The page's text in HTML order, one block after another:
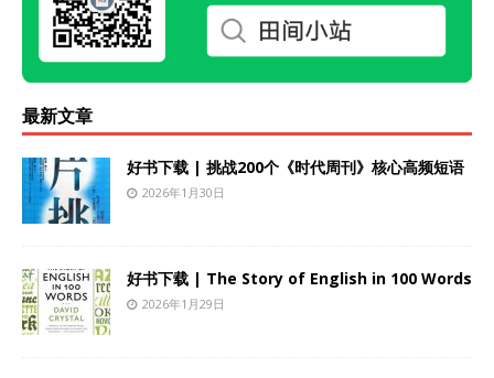
最新文章
好书下载 | 挑战200个《时代周刊》核心高频短语
2026年1月30日
好书下载 | The Story of English in 100 Words
2026年1月29日